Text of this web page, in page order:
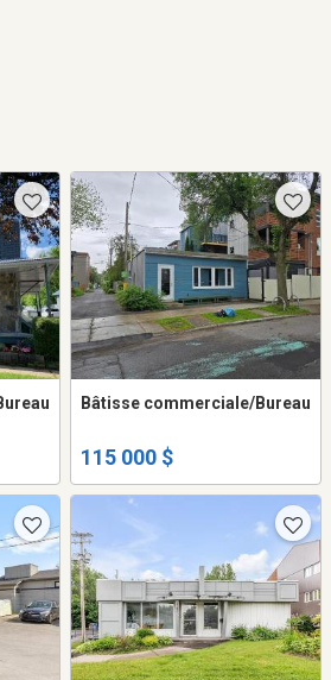
Bâtisse commerciale/Bureau
115 000 $